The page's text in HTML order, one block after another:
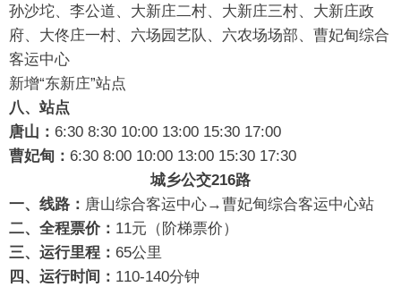
孙沙坨、李公道、大新庄二村、大新庄三村、大新庄政
府、大佟庄一村、六场园艺队、六农场场部、曹妃甸综合
客运中心
新增“东新庄”站点
八、站点
唐山： 6:30 8:30 10:00 13:00 15:30 17:00
曹妃甸： 6:30 8:00 10:00 13:00 15:30 17:30
城乡公交216路
一、线路： 唐山综合客运中心→曹妃甸综合客运中心站
二、全程票价： 11元（阶梯票价）
三、运行里程： 65公里
四、运行时间： 110-140分钟